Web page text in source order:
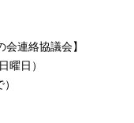
会連絡協議会】
曜日）